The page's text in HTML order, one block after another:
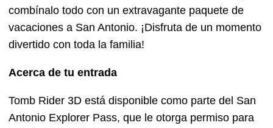
combínalo todo con un extravagante paquete de
vacaciones a San Antonio. ¡Disfruta de un momento
divertido con toda la familia!
Acerca de tu entrada
Tomb Rider 3D está disponible como parte del San
Antonio Explorer Pass, que le otorga permiso para